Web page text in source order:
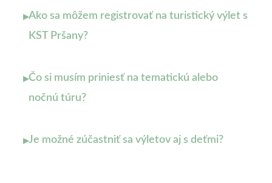
▸Ako sa môžem registrovať na turistický výlet s
KST Pršany?
▸Čo si musím priniesť na tematickú alebo
nočnú túru?
▸Je možné zúčastniť sa výletov aj s deťmi?